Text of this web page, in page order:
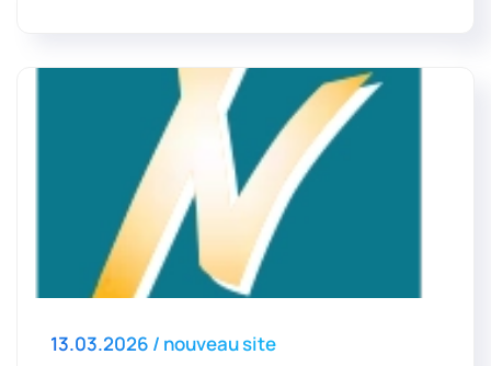
13.03.2026 / nouveau site